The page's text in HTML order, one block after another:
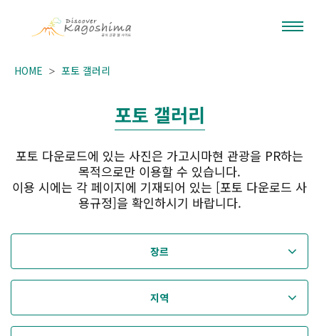
HOME 포토 갤러리
포토 갤러리
포토 다운로드에 있는 사진은 가고시마현 관광을 PR하는
목적으로만 이용할 수 있습니다.
이용 시에는 각 페이지에 기재되어 있는 [포토 다운로드 사
용규정]을 확인하시기 바랍니다.
장르
지역